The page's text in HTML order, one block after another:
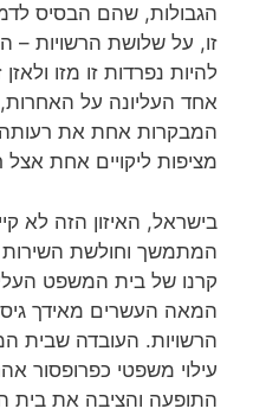
הגבולות, שהם הבסיס
זו, על שלושת הרשויות
להיות נפרדות זו מזו
אחד העליונה על
המבקרות אחת את
מציפות ליקויים אחת אצל
בישראל, האיזון הזה לא
המתמשך וחולשת השירות
קרנו של בית המשפט
המאה העשרים מאידך
הרשויות. העובדה שבית
עילוי משפטי כפרופסור
התופעה והציבה את